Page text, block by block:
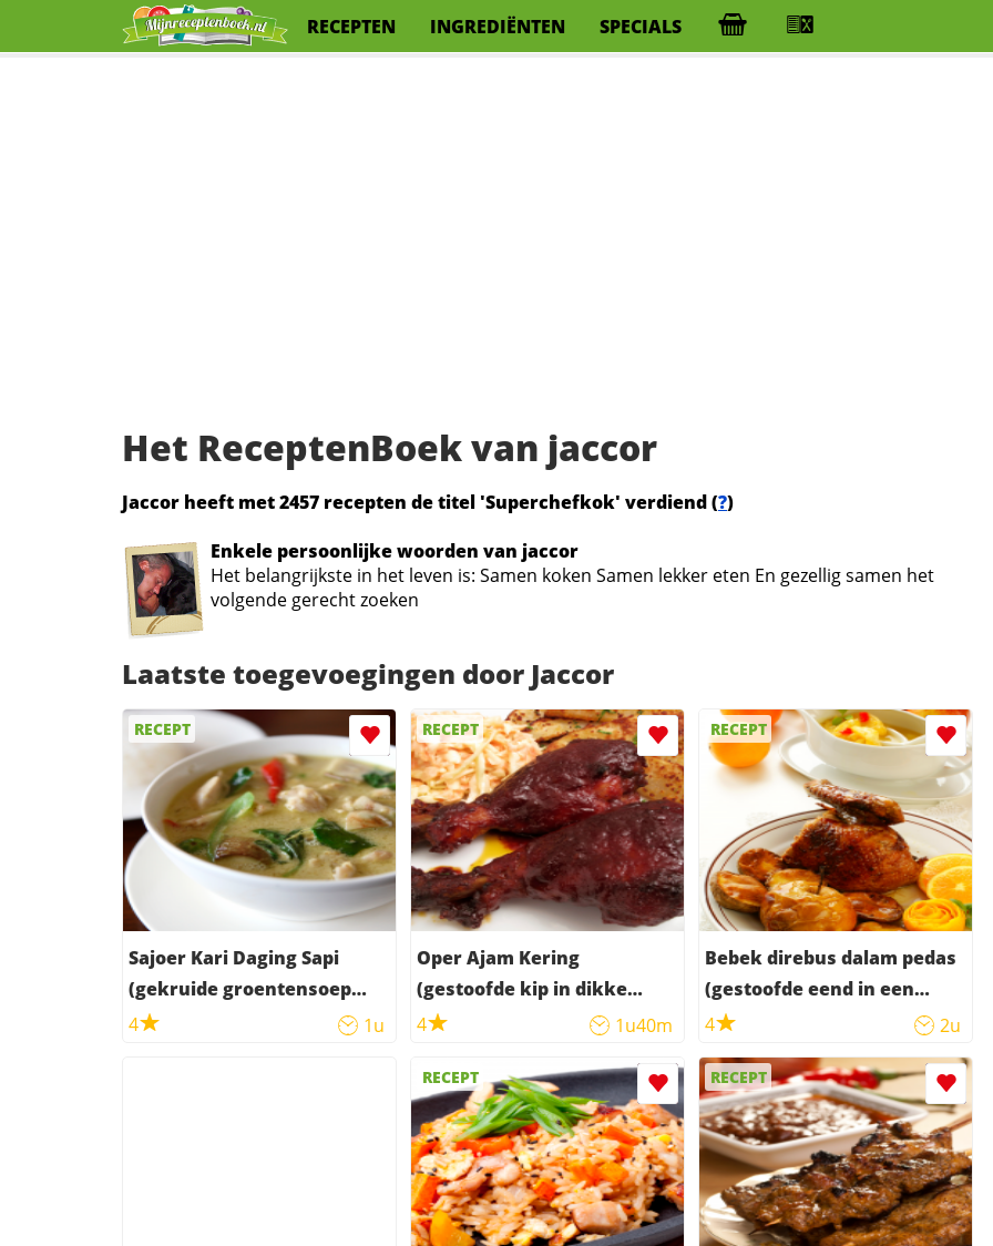
RECEPTEN INGREDIËNTEN SPECIALS
Het ReceptenBoek van jaccor
Jaccor heeft met 2457 recepten de titel 'Superchefkok' verdiend (?)
Enkele persoonlijke woorden van jaccor
Het belangrijkste in het leven is: Samen koken Samen lekker eten En gezellig samen het
volgende gerecht zoeken
Laatste toegevoegingen door Jaccor
RECEPT
Sajoer Kari Daging Sapi
(gekruide groentensoep
met rundvlees)
4 1u
RECEPT
Oper Ajam Kering
(gestoofde kip in dikke
kruidige kokossaus)
4 1u40m
RECEPT
Bebek direbus dalam pedas
(gestoofde eend in een
pittige saus)
4 2u
RECEPT RECEPT